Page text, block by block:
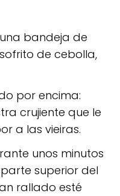
bandeja de
de cebolla,
por encima:
crujiente que le
a las vieiras.
unos minutos
superior del
rallado esté